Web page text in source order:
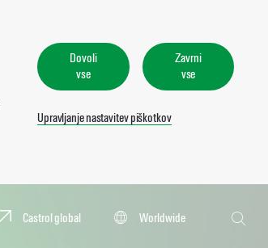
Dovoli
vse
Zavrni
vse
Upravljanje nastavitev piškotkov
Castrol global
Worldwide
Iskanje